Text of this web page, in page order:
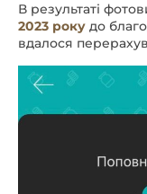
В результаті
2023 року до
вдалося